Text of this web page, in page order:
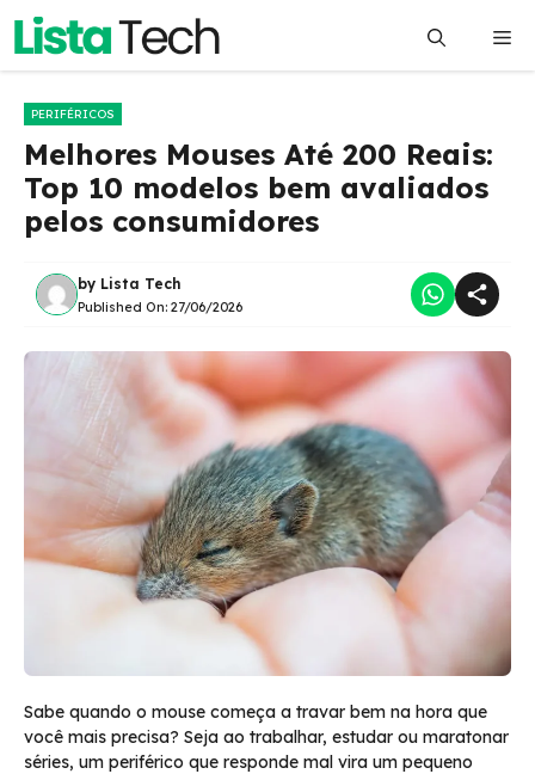
Pular
o
PERIFÉRICOS
Melhores Mouses Até 200 Reais:
Top 10 modelos bem avaliados
pelos consumidores
by Lista Tech
Published On: 27/06/2026
Sabe quando o mouse começa a travar bem na hora que
você mais precisa? Seja ao trabalhar, estudar ou maratonar
séries, um periférico que responde mal vira um pequeno